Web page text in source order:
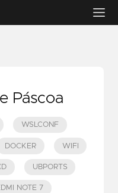
Páscoa
WSLCONF
DOCKER WIFI
UBPORTS
NOTE 7